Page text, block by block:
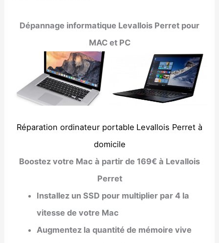
Dépannage informatique Levallois Perret pour
MAC et PC
Réparation ordinateur portable Levallois Perret à
domicile
Boostez votre Mac à partir de 169€ à Levallois
Perret
Installez un SSD pour multiplier par 4 la
vitesse de votre Mac
Augmentez la quantité de mémoire vive